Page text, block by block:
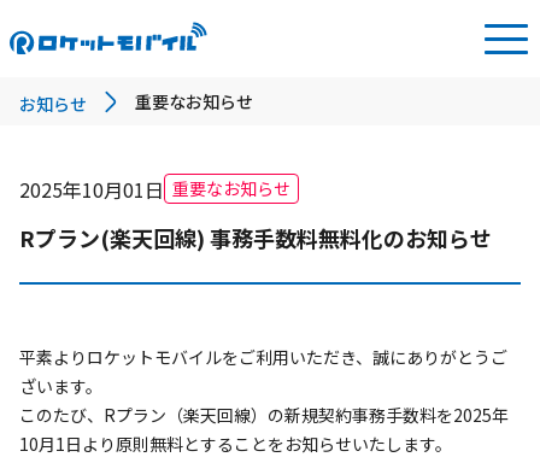
お知らせ 重要なお知らせ
Rプラン(楽天回線) 事務手数料無料化のお知らせ
2025年10月01日 重要なお知らせ
平素よりロケットモバイルをご利用いただき、誠にありがとうご
ざいます。
このたび、Rプラン（楽天回線）の新規契約事務手数料を2025年
10月1日より原則無料とすることをお知らせいたします。